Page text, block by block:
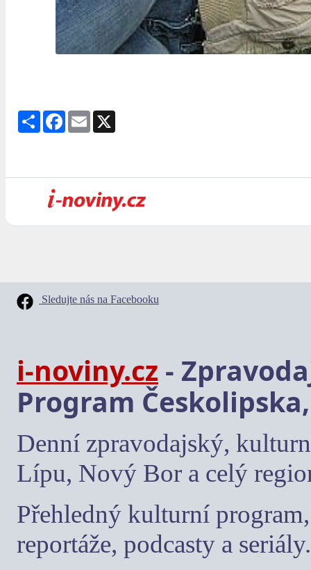
Share Facebook
Email
Sledujte nás na Facebooku
i-noviny.cz -
Program
Denní zpravodajský,
Lípu, Nový Bor a celý
Přehledný kulturní
reportáže, podcasty a seriály.